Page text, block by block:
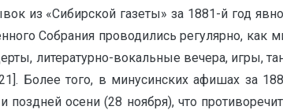
из «Сибирской газеты» за 1881-й год явно
Собрания проводились регулярно, как
литературно-вокальные вечера, игры,
Более того, в минусинских афишах за
поздней осени (28 ноября), что